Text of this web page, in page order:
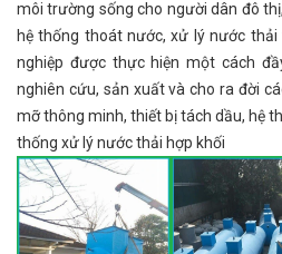
môi trường sống cho người dân đô
hệ thống thoát nước, xử lý nước
nghiệp được thực hiện một cách
nghiên cứu, sản xuất và cho ra đời
mỡ thông minh, thiết bị tách dầu, hệ
thống xử lý nước thải hợp khối